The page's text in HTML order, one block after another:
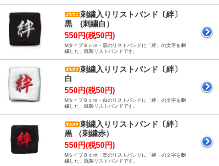
刺繍入りリストバンド〔絆〕
黒 (刺繍白）
550円(税50円)
Mタイプ８ｃｍ・黒のリストバンドに「絆」の文字を刺
繍した、既製リストバンドです。
刺繍入りリストバンド〔絆〕
白
550円(税50円)
Mタイプ８ｃｍ・白のリストバンドに「絆」の文字を刺
繍した、既製リストバンドです。
刺繍入りリストバンド〔絆〕
黒 （刺繍赤）
550円(税50円)
Mタイプ８ｃｍ・黒のリストバンドに「絆」の文字を刺
繍した、既製リストバンドです。